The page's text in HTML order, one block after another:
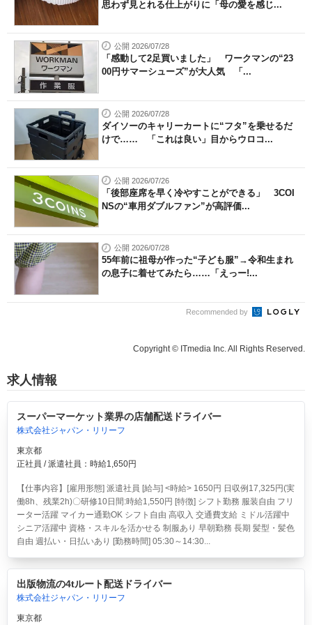
思わず見とれる仕上がりに「母の愛を感じ...
公開 2026/07/28
「感動して2足買いました」 ワークマンの“23
00円サマーシューズ”が大人気 「...
公開 2026/07/28
ダイソーのキャリーカートに“フタ”を乗せるだ
けで…… 「これは良い」目からウロコ...
公開 2026/07/26
「後部座席を早く冷やすことができる」 3COI
NSの“車用ダブルファン”が高評価...
公開 2026/07/28
55年前に祖母が作った“子ども服”→令和生まれ
の息子に着せてみたら……「えっー!...
Recommended by
Copyright © ITmedia Inc. All Rights Reserved.
求人情報
スーパーマーケット業界の店舗配送ドライバー
株式会社ジャパン・リリーフ
東京都
正社員 / 派遣社員：時給1,650円
【仕事内容】[雇用形態] 派遣社員 [給与] <時給> 1650円 日収例17,325円(実
働8h、残業2h)〇研修10日間:時給1,550円 [特徴] シフト勤務 服装自由 フリ
ーター活躍 マイカー通勤OK シフト自由 高収入 交通費支給 ミドル活躍中
シニア活躍中 資格・スキルを活かせる 制服あり 早朝勤務 長期 髪型・髪色
自由 週払い・日払いあり [勤務時間] 05:30～14:30...
出版物流の4tルート配送ドライバー
株式会社ジャパン・リリーフ
東京都